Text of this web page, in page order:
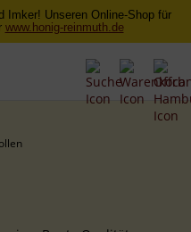
Imker! Unseren Online-Shop für
www.honig-reinmuth.de